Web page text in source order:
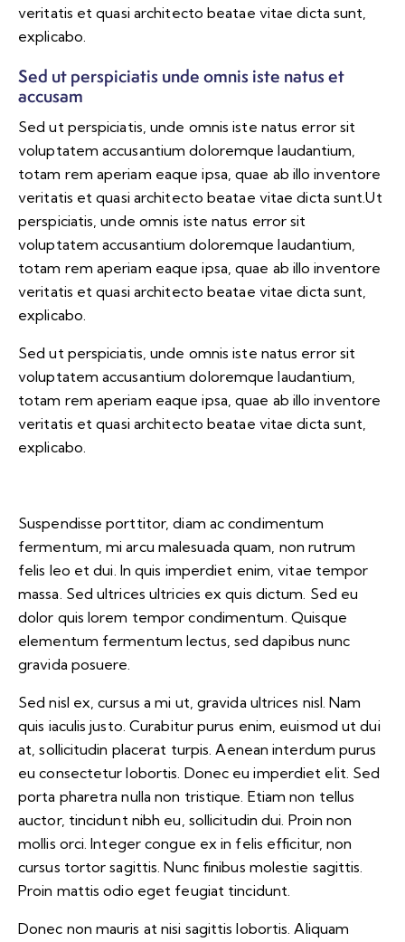
veritatis et quasi architecto beatae vitae dicta sunt,
explicabo.
Sed ut perspiciatis unde omnis iste natus et
accusam
Sed ut perspiciatis, unde omnis iste natus error sit
voluptatem accusantium doloremque laudantium,
totam rem aperiam eaque ipsa, quae ab illo inventore
veritatis et quasi architecto beatae vitae dicta sunt.Ut
perspiciatis, unde omnis iste natus error sit
voluptatem accusantium doloremque laudantium,
totam rem aperiam eaque ipsa, quae ab illo inventore
veritatis et quasi architecto beatae vitae dicta sunt,
explicabo.
Sed ut perspiciatis, unde omnis iste natus error sit
voluptatem accusantium doloremque laudantium,
totam rem aperiam eaque ipsa, quae ab illo inventore
veritatis et quasi architecto beatae vitae dicta sunt,
explicabo.
Suspendisse porttitor, diam ac condimentum
fermentum, mi arcu malesuada quam, non rutrum
felis leo et dui. In quis imperdiet enim, vitae tempor
massa. Sed ultrices ultricies ex quis dictum. Sed eu
dolor quis lorem tempor condimentum. Quisque
elementum fermentum lectus, sed dapibus nunc
gravida posuere.
Sed nisl ex, cursus a mi ut, gravida ultrices nisl. Nam
quis iaculis justo. Curabitur purus enim, euismod ut dui
at, sollicitudin placerat turpis. Aenean interdum purus
eu consectetur lobortis. Donec eu imperdiet elit. Sed
porta pharetra nulla non tristique. Etiam non tellus
auctor, tincidunt nibh eu, sollicitudin dui. Proin non
mollis orci. Integer congue ex in felis efficitur, non
cursus tortor sagittis. Nunc finibus molestie sagittis.
Proin mattis odio eget feugiat tincidunt.
Donec non mauris at nisi sagittis lobortis. Aliquam